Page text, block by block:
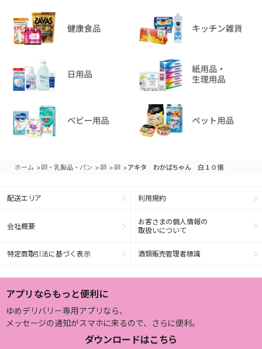
ホーム >卵・乳製品・パン >卵 >卵 >アキタ わかばちゃん 白１０個
配送エリア 利用規約
会社概要
お客さまの個人情報の
取扱いについて
特定商取引法に基づく表示 酒類販売管理者標識
アプリならもっと便利に
ゆめデリバリー専用アプリなら、
メッセージの通知がスマホに来るので、さらに便利。
ダウンロードはこちら